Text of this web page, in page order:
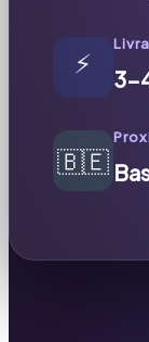
⚡ 3-
🇧🇪